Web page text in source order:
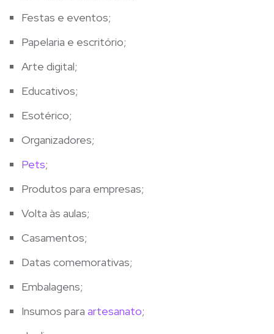
Festas e eventos;
Papelaria e escritório;
Arte digital;
Educativos;
Esotérico;
Organizadores;
Pets;
Produtos para empresas;
Volta às aulas;
Casamentos;
Datas comemorativas;
Embalagens;
Insumos para artesanato;